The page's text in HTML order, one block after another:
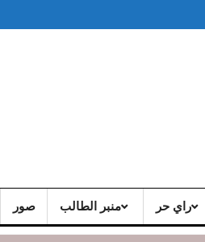
راي حر منبر الطالب صور